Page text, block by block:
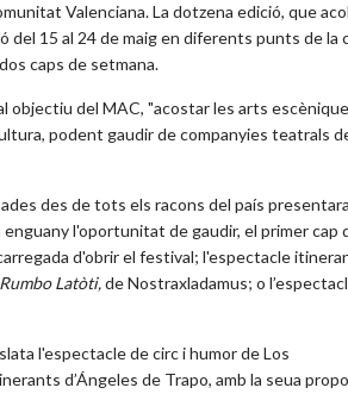
Valenciana. La dotzena edició, que
del 15 al 24 de maig en diferents punts de la
caps de setmana.
objectiu del MAC, "acostar les arts
podent gaudir de companyies teatrals
des de tots els racons del país
l'oportunitat de gaudir, el primer cap
d'obrir el festival; l'espectacle
Rumbo Latòti,de Nostraxladamus; o
l'espectacle de circ i humor de Los
d’Ángeles de Trapo, amb la seua